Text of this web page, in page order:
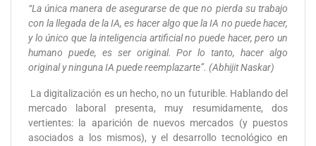
“La única manera de asegurarse de que no pierda su trabajo
con la llegada de la IA, es hacer algo que la IA no puede hacer,
y lo único que la inteligencia artificial no puede hacer, pero un
humano puede, es ser original. Por lo tanto, hacer algo
original y ninguna IA puede reemplazarte”. (Abhijit Naskar)
La digitalización es un hecho, no un futurible. Hablando del
mercado laboral presenta, muy resumidamente, dos
vertientes: la aparición de nuevos mercados (y puestos
asociados a los mismos), y el desarrollo tecnológico en